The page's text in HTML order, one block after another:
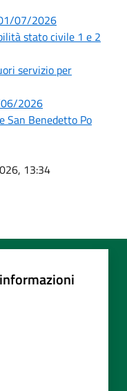
07/2026
stato civile 1 e 2
servizio per
2026
San Benedetto Po
13:34